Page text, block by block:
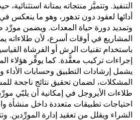
التنفيذ. وتتميَّز منتجاته بمتانة
أدائها لعقود دون تدهور، وهو ما ينعكس
وتمديد دورة حياة المعدات. ويضمن مورِّد
المشاريع في أوقات أسرع، لأن طلاءاته
باستخدام تقنيات الرش أو الفرشاة
إجراءات تركيب معقَّدة. كما يوفِّر هؤلاء
يشمل إرشادات التطبيق وحسابات
المشكلات، لضمان تحقيق نتائج ناجحة
طلاءات الأيروجل في إمكانية أن يلبّي
احتياجات تطبيقات متعددة داخل منشأة
الشراء ويقلل من تعقيد إدارة المورِّدين.